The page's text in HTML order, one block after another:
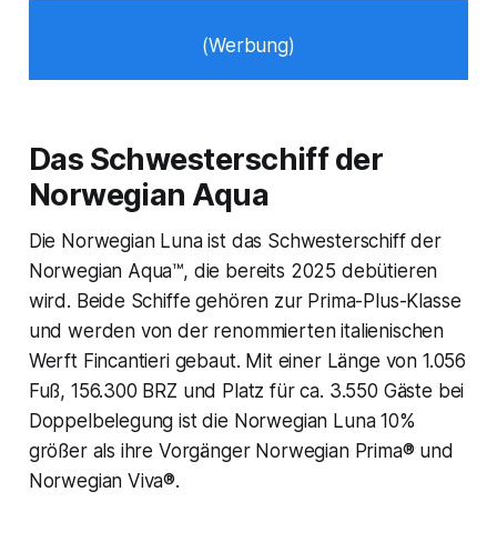
(Werbung)
Das Schwesterschiff der
Norwegian Aqua
Die Norwegian Luna ist das Schwesterschiff der
Norwegian Aqua™, die bereits 2025 debütieren
wird. Beide Schiffe gehören zur Prima-Plus-Klasse
und werden von der renommierten italienischen
Werft Fincantieri gebaut. Mit einer Länge von 1.056
Fuß, 156.300 BRZ und Platz für ca. 3.550 Gäste bei
Doppelbelegung ist die Norwegian Luna 10%
größer als ihre Vorgänger Norwegian Prima® und
Norwegian Viva®.